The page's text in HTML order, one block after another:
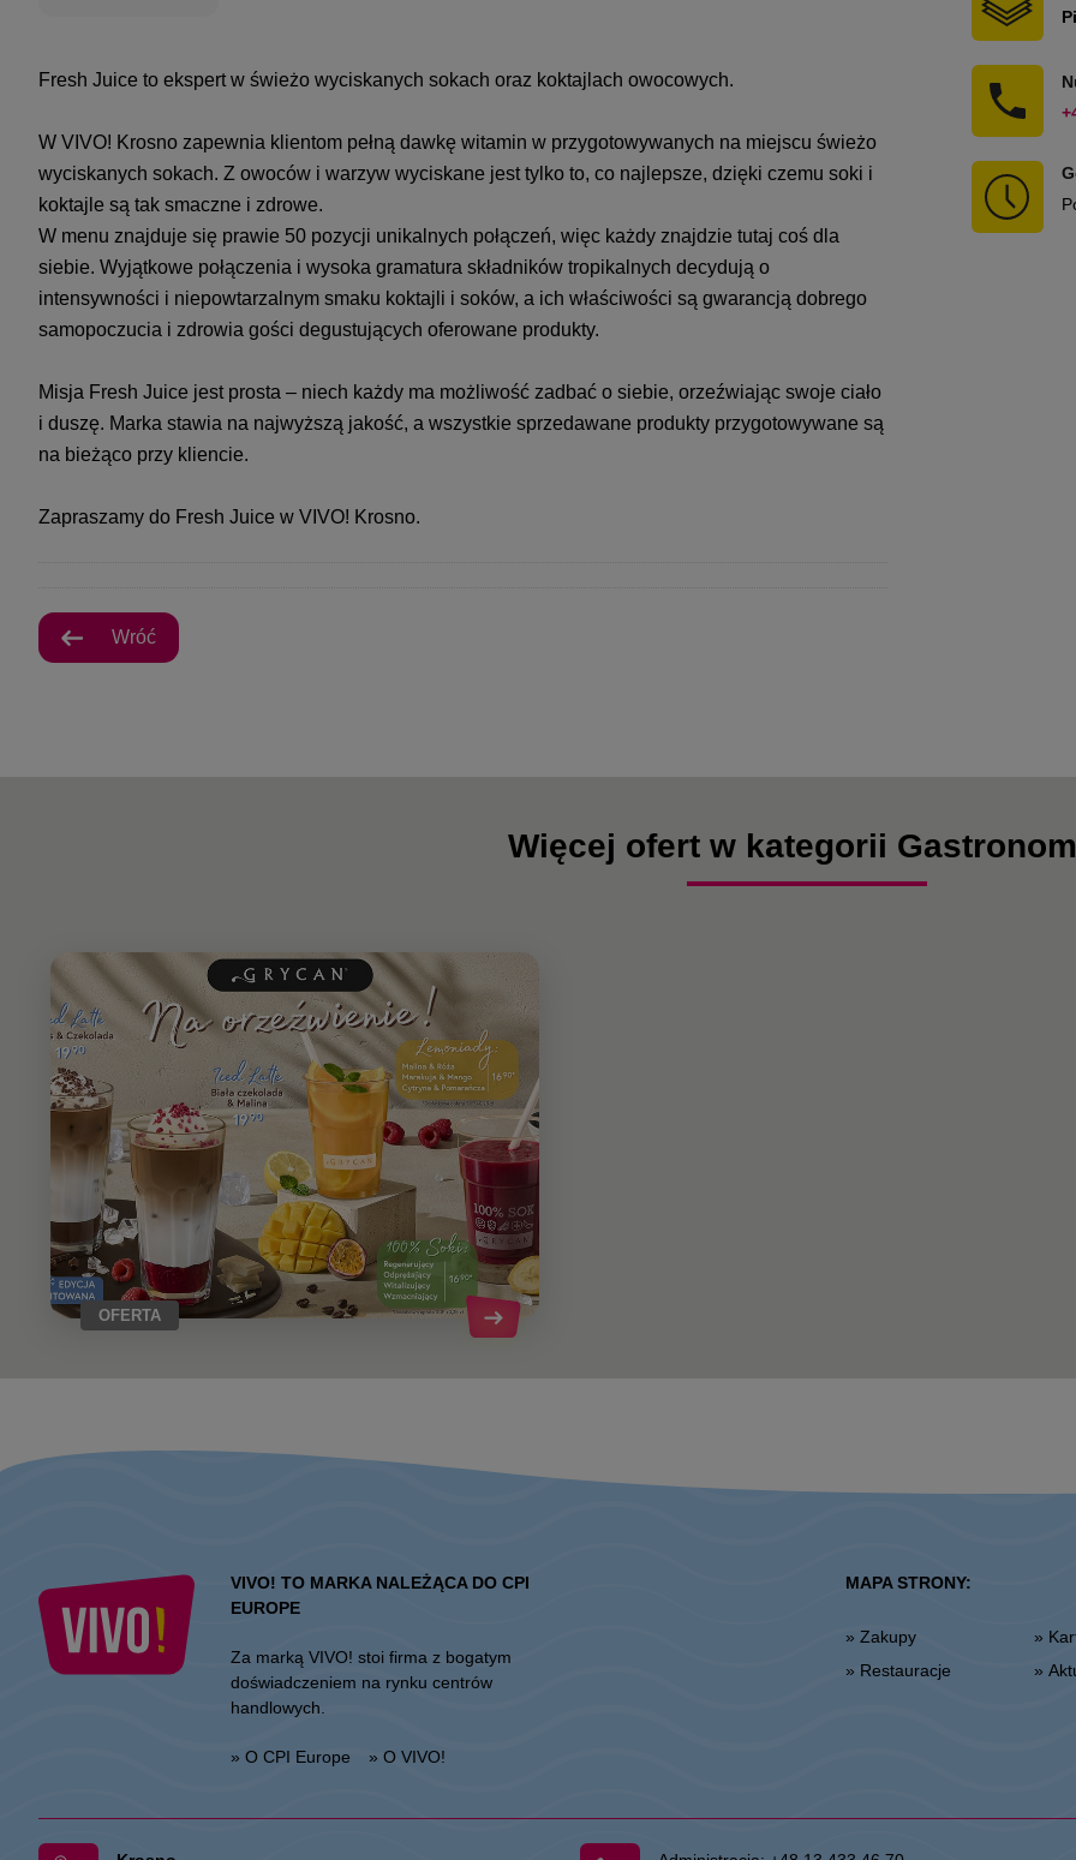
Fresh Juice to ekspert w świeżo wyciskanych sokach oraz koktajlach owocowych.
W VIVO! Krosno zapewnia klientom pełną dawkę witamin w przygotowywanych na miejscu świeżo
wyciskanych sokach. Z owoców i warzyw wyciskane jest tylko to, co najlepsze, dzięki czemu soki i
koktajle są tak smaczne i zdrowe.
W menu znajduje się prawie 50 pozycji unikalnych połączeń, więc każdy znajdzie tutaj coś dla
siebie. Wyjątkowe połączenia i wysoka gramatura składników tropikalnych decydują o
intensywności i niepowtarzalnym smaku koktajli i soków, a ich właściwości są gwarancją dobrego
samopoczucia i zdrowia gości degustujących oferowane produkty.
Misja Fresh Juice jest prosta – niech każdy ma możliwość zadbać o siebie, orzeźwiając swoje ciało
i duszę. Marka stawia na najwyższą jakość, a wszystkie sprzedawane produkty przygotowywane są
na bieżąco przy kliencie.
Zapraszamy do Fresh Juice w VIVO! Krosno.
Wróć
Więcej ofert w kategorii
OFERTA
VIVO! TO MARKA NALEŻĄCA DO CPI
EUROPE
Za marką VIVO! stoi firma z bogatym
doświadczeniem na rynku centrów
handlowych.
» O CPI Europe » O VIVO!
MAPA STRONY:
» Zakupy
» Restauracje
»
»